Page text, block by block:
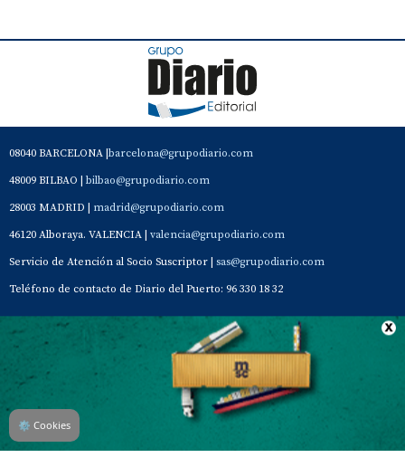
08040 BARCELONA | barcelona@grupodiario.com
48009 BILBAO | bilbao@grupodiario.com
28003 MADRID | madrid@grupodiario.com
46120 Alboraya. VALENCIA | valencia@grupodiario.com
Servicio de Atención al Socio Suscriptor | sas@grupodiario.com
Teléfono de contacto de Diario del Puerto: 96 330 18 32
Contacto Aviso Legal Quiénes somos Política de privacidad
⚙ Cookies